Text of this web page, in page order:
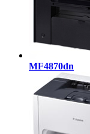
MF4870dn